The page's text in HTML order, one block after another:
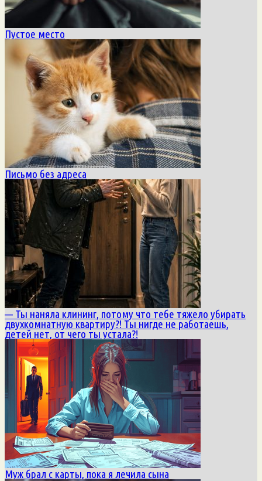
Пустое место
Письмо без адреса
— Ты наняла клининг, потому что тебе тяжело убирать
двухкомнатную квартиру?! Ты нигде не работаешь,
детей нет, от чего ты устала?!
Муж брал с карты, пока я лечила сына